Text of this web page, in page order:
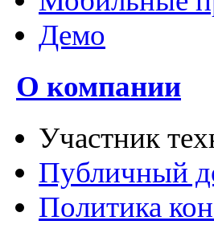
Демо
О компании
Участник
Публичный
Политика